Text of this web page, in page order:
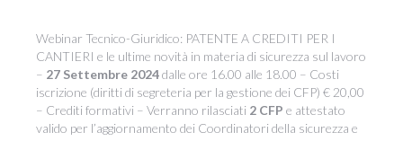
Webinar Tecnico-Giuridico: PATENTE A CREDITI PER I
CANTIERI e le ultime novità in materia di sicurezza sul lavoro
– 27 Settembre 2024dalle ore 16.00 alle 18.00 – Costi
iscrizione (diritti di segreteria per la gestione dei CFP) € 20,00
– Crediti formativi – Verranno rilasciati 2 CFP e attestato
valido per l’aggiornamento dei Coordinatori della sicurezza e